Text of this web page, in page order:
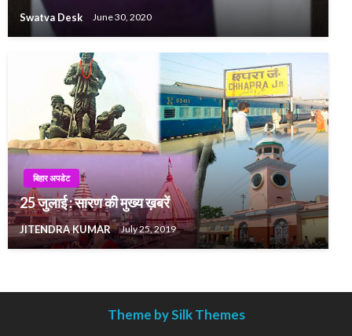
Swatva Desk June 30, 2020
बिहार अपडेट
25 जुलाई : सारण की मुख्य ख़बरें
JITENDRA KUMAR July 25, 2019
Theme by Silk Themes